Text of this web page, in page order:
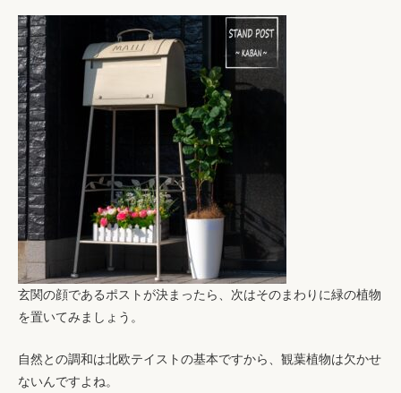
玄関の顔であるポストが決まったら、次はそのまわりに緑の植物
を置いてみましょう。
自然との調和は北欧テイストの基本ですから、観葉植物は欠かせ
ないんですよね。